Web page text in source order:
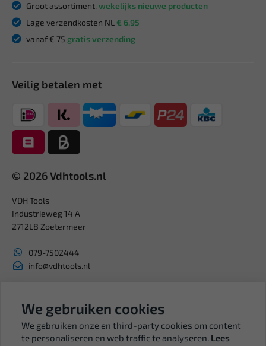
Groot assortiment, wekelijks nieuwe producten
Lage verzendkosten NL € 6,95
vanaf € 75 gratis verzending
Veilig betalen met
© 2026 Vdhtools.nl
VDH Tools
Industrieweg 14 A
2712LB Zoetermeer
079-7502444
info@vdhtools.nl
BTW: NL819958657B01
We gebruiken cookies
We gebruiken onze en third-party cookies om content
te personaliseren en web traffic te analyseren. Lees